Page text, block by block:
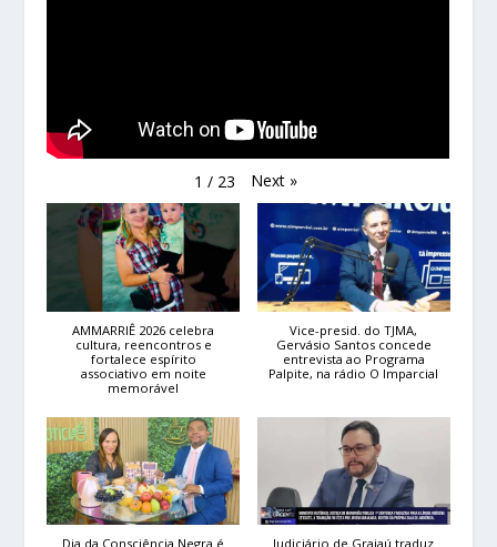
1 / 23 Next »
AMMARRIÊ 2026 celebra
cultura, reencontros e
fortalece espírito
associativo em noite
memorável
Vice-presid. do TJMA,
Gervásio Santos concede
entrevista ao Programa
Palpite, na rádio O Imparcial
Dia da Consciência Negra é Judiciário de Grajaú traduz